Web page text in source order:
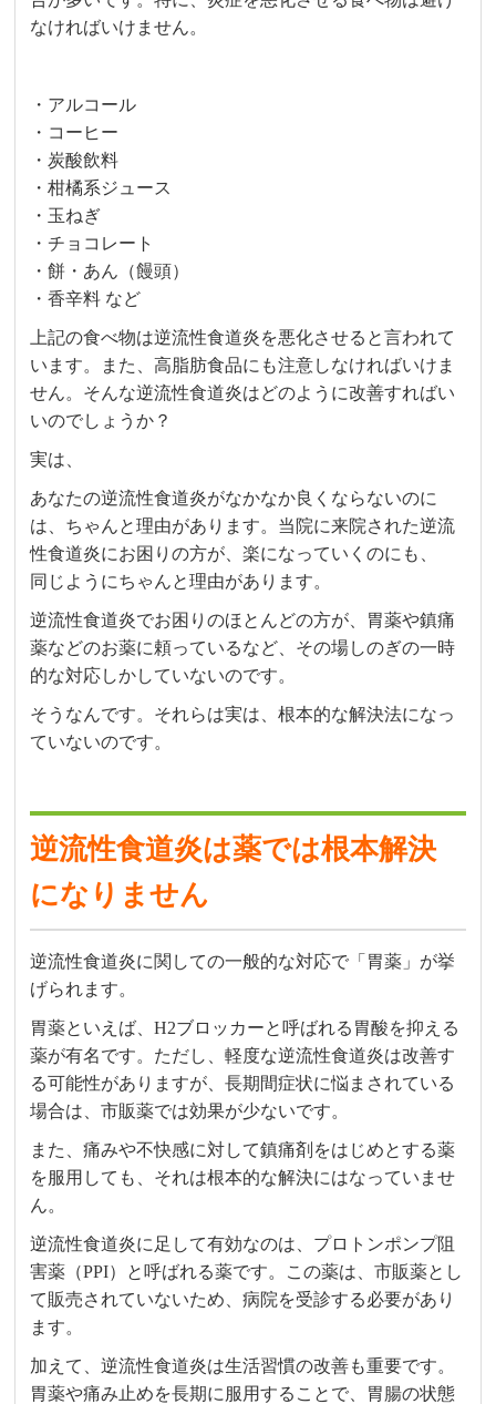
なければいけません。
・アルコール
・コーヒー
・炭酸飲料
・柑橘系ジュース
・玉ねぎ
・チョコレート
・餅・あん（饅頭）
・香辛料 など
上記の食べ物は逆流性食道炎を悪化させると言われて
います。また、高脂肪食品にも注意しなければいけま
せん。そんな逆流性食道炎はどのように改善すればい
いのでしょうか？
実は、
あなたの逆流性食道炎がなかなか良くならないのに
は、ちゃんと理由があります。当院に来院された逆流
性食道炎にお困りの方が、楽になっていくのにも、
同じようにちゃんと理由があります。
逆流性食道炎でお困りのほとんどの方が、胃薬や鎮痛
薬などのお薬に頼っているなど、その場しのぎの一時
的な対応しかしていないのです。
そうなんです。それらは実は、根本的な解決法になっ
ていないのです。
逆流性食道炎は薬では根本解決
になりません
逆流性食道炎に関しての一般的な対応で「胃薬」が挙
げられます。
胃薬といえば、H2ブロッカーと呼ばれる胃酸を抑える
薬が有名です。ただし、軽度な逆流性食道炎は改善す
る可能性がありますが、長期間症状に悩まされている
場合は、市販薬では効果が少ないです。
また、痛みや不快感に対して鎮痛剤をはじめとする薬
を服用しても、それは根本的な解決にはなっていませ
ん。
逆流性食道炎に足して有効なのは、プロトンポンプ阻
害薬（PPI）と呼ばれる薬です。この薬は、市販薬とし
て販売されていないため、病院を受診する必要があり
ます。
加えて、逆流性食道炎は生活習慣の改善も重要です。
胃薬や痛み止めを長期に服用することで、胃腸の状態